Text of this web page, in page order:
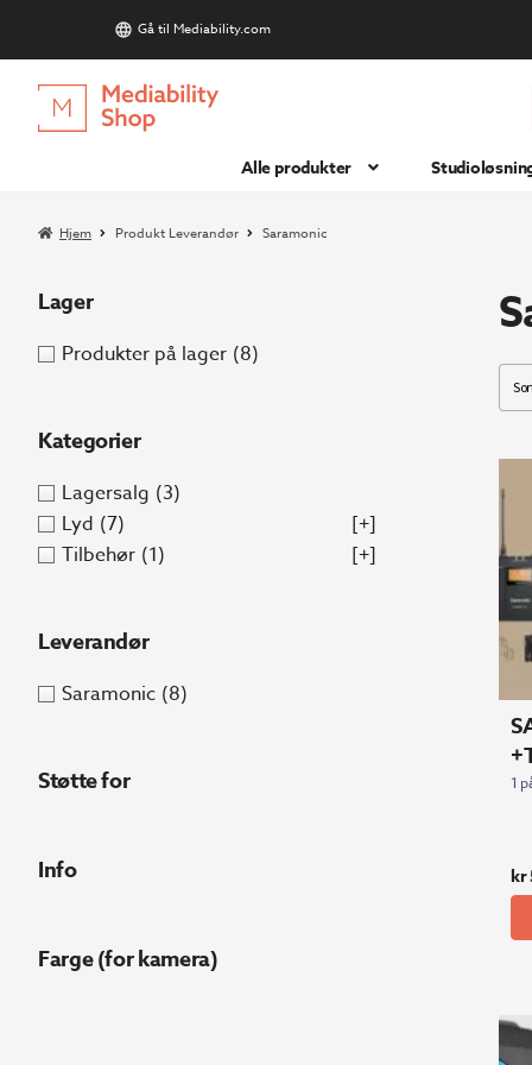
Gå til Mediability.com
Hopp
til
Hopp
til
Alle produkter
Hjem Produkt Leverandør Saramonic
1
kr
Lager
Produkter på lager (8)
Kategorier
Lagersalg (3)
Lyd (7)
[+]
Tilbehør (1) [+]
Leverandør
Saramonic (8)
Støtte for
Info
Farge (for kamera)